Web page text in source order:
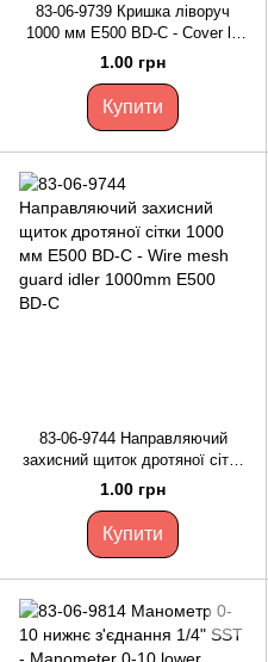
83-06-9739 Кришка ліворуч
1000 мм E500 BD-C - Cover lh
idler 1000mm E500 BD-C
1.00 грн
Купити
83-06-9744 Направляючий
захисний щиток дротяної сітки
1000 мм E500 BD-C - Wire
mesh guard idler 1000mm E500
1.00 грн
Купити